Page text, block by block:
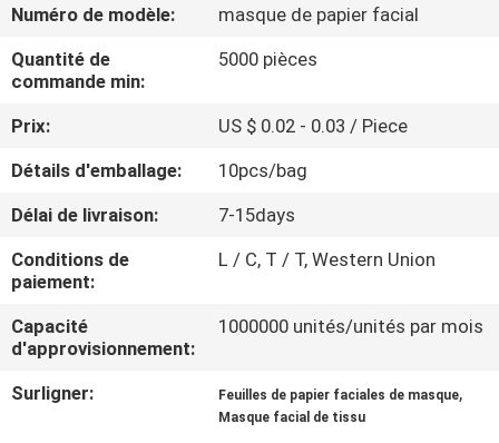
VISITE
D'USINE
CONTRÔLE
DE
QUALITÉ
CONTACTEZ-
NOUS
Numéro de modèle:
masque de papier facial
Quantité de
commande min:
5000 pièces
Prix:
US $ 0.02 - 0.03 / Piece
Détails d'emballage:
10pcs/bag
Délai de livraison:
7-15days
Conditions de
paiement:
L / C, T / T, Western Union
Capacité
d'approvisionnement:
1000000 unités/unités par mois
Surligner: Feuilles de papier faciales de masque,
Masque facial de tissu